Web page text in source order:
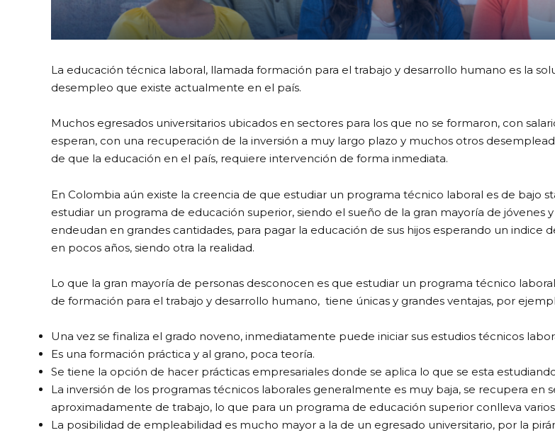
La educación técnica laboral, llamada formación para el trabajo y desarrollo humano es la
desempleo que existe actualmente en el país.
Muchos egresados universitarios ubicados en sectores para los que no se formaron, con
esperan, con una recuperación de la inversión a muy largo plazo y muchos otros
de que la educación en el país, requiere intervención de forma inmediata.
En Colombia aún existe la creencia de que estudiar un programa técnico laboral es de bajo
estudiar un programa de educación superior, siendo el sueño de la gran mayoría de jóvenes
endeudan en grandes cantidades, para pagar la educación de sus hijos esperando un indice
en pocos años, siendo otra la realidad.
Lo que la gran mayoría de personas desconocen es que estudiar un programa técnico
de formación para el trabajo y desarrollo humano, tiene únicas y grandes ventajas, por
Una vez se finaliza el grado noveno, inmediatamente puede iniciar sus estudios técnicos
Es una formación práctica y al grano, poca teoría.
Se tiene la opción de hacer prácticas empresariales donde se aplica lo que se esta
La inversión de los programas técnicos laborales generalmente es muy baja, se recupera en
aproximadamente de trabajo, lo que para un programa de educación superior conlleva
La posibilidad de empleabilidad es mucho mayor a la de un egresado universitario, por la